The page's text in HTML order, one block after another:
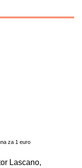
za 1 euro
Lascano,